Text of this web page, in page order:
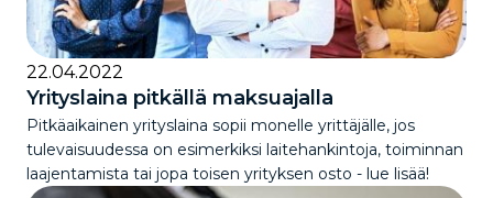
22.04.2022
Yrityslaina pitkällä maksuajalla
Pitkäaikainen yrityslaina sopii monelle yrittäjälle, jos
tulevaisuudessa on esimerkiksi laitehankintoja, toiminnan
laajentamista tai jopa toisen yrityksen osto - lue lisää!